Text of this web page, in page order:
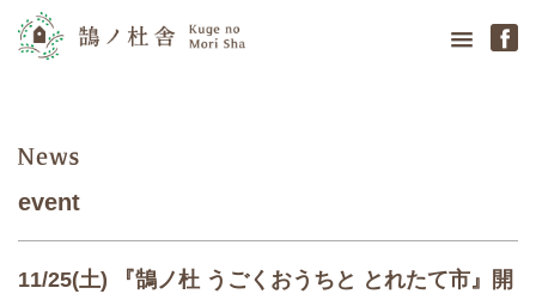
event
11/25(土) 『鵠ノ杜 うごくおうちと とれたて市』開